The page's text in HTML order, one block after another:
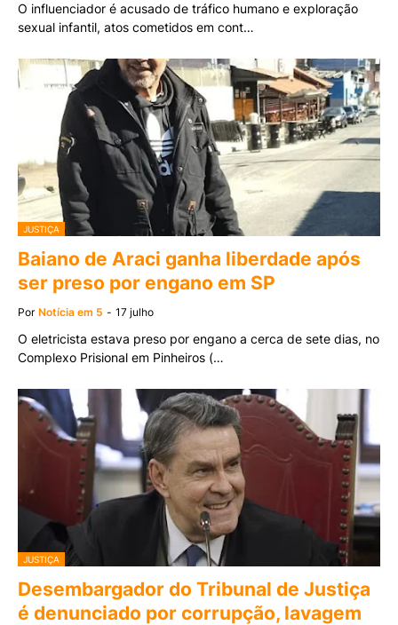
O influenciador é acusado de tráfico humano e exploração
sexual infantil, atos cometidos em cont…
JUSTIÇA
Baiano de Araci ganha liberdade após
ser preso por engano em SP
Por Notícia em 5 - 17 julho
O eletricista estava preso por engano a cerca de sete dias, no
Complexo Prisional em Pinheiros (…
JUSTIÇA
Desembargador do Tribunal de Justiça
é denunciado por corrupção, lavagem